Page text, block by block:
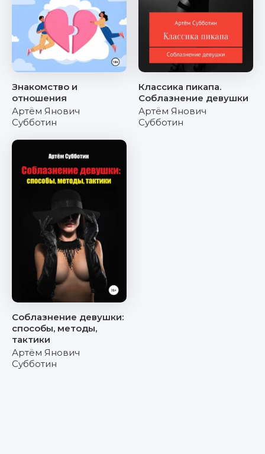
Знакомство и
отношения
Артём Янович
Субботин
Классика пикапа.
Соблазнение девушки
Артём Янович
Субботин
Соблазнение девушки:
способы, методы,
тактики
Артём Янович
Субботин